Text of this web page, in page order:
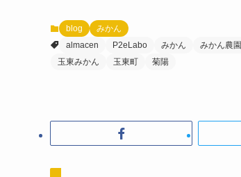
blog
みかん
almacen
P2eLabo みかん みかん農園
玉東みかん
玉東町 菊陽